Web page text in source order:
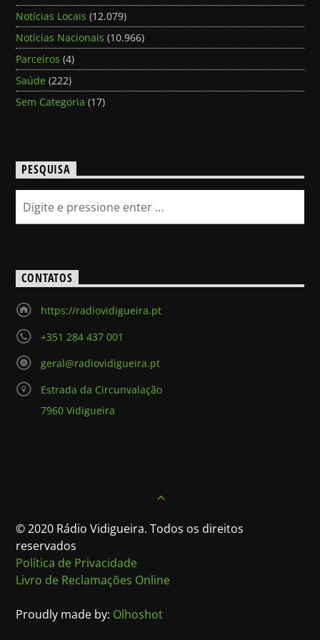
Notícias Locais (12.079)
Notícias Nacionais (10.966)
Parceiros (4)
Saúde (222)
Sem Categoria (17)
PESQUISA
CONTATOS
https://radiovidigueira.pt
+351 284 437 001
geral@radiovidigueira.pt
Estrada da Circunvalação
7960 Vidigueira
© 2020 Rádio Vidigueira. Todos os direitos
reservados
Política de Privacidade
Livro de Reclamações Online
Proudly made by: Olhoshot